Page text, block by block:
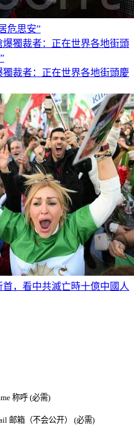
危思安”
裁者：正在世界各地街頭慶
，看中共滅亡時十億中國人
称呼 (必需)
邮箱（不会公开） (必需)